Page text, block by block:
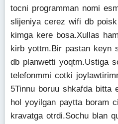
tocni programman nomi
slijeniya cerez wifi db
kimga kere bosa.Xullas
kirb yottm.Bir pastan keyn
db planwetti yoqtm.Ustiga
telefonmmi cotki
5Tinnu boruu shkafda bitta
hol yoyilgan paytta boram
kravatga otrdi.Sochu blan